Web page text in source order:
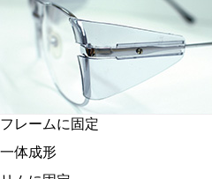
フレームに固定
一体成形